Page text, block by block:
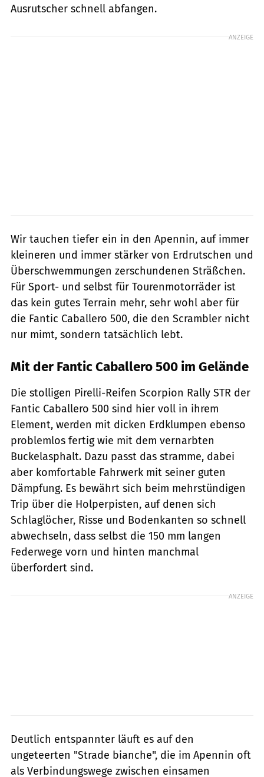
Ausrutscher schnell abfangen.
ANZEIGE
Wir tauchen tiefer ein in den Apennin, auf immer
kleineren und immer stärker von Erdrutschen und
Überschwemmungen zerschundenen Sträßchen.
Für Sport- und selbst für Tourenmotorräder ist
das kein gutes Terrain mehr, sehr wohl aber für
die Fantic Caballero 500, die den Scrambler nicht
nur mimt, sondern tatsächlich lebt.
Mit der Fantic Caballero 500 im Gelände
Die stolligen Pirelli-Reifen Scorpion Rally STR der
Fantic Caballero 500 sind hier voll in ihrem
Element, werden mit dicken Erdklumpen ebenso
problemlos fertig wie mit dem vernarbten
Buckelasphalt. Dazu passt das stramme, dabei
aber komfortable Fahrwerk mit seiner guten
Dämpfung. Es bewährt sich beim mehrstündigen
Trip über die Holperpisten, auf denen sich
Schlaglöcher, Risse und Bodenkanten so schnell
abwechseln, dass selbst die 150 mm langen
Federwege vorn und hinten manchmal
überfordert sind.
ANZEIGE
Deutlich entspannter läuft es auf den
ungeteerten "Strade bianche", die im Apennin oft
als Verbindungswege zwischen einsamen